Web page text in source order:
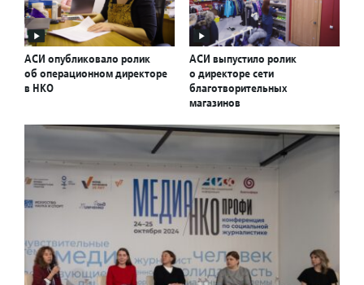
АСИ опубликовало ролик
об операционном директоре
в НКО
АСИ выпустило ролик
о директоре сети
благотворительных
магазинов